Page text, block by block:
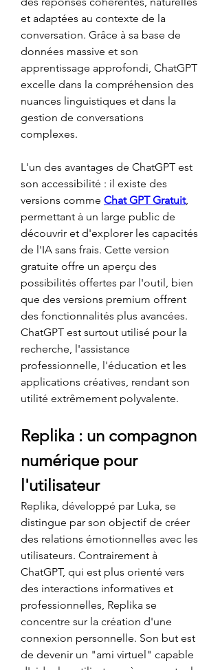
et adaptées au contexte de la
conversation. Grâce à sa base de
données massive et son
apprentissage approfondi, ChatGPT
excelle dans la compréhension des
nuances linguistiques et dans la
gestion de conversations
complexes.
L'un des avantages de ChatGPT est
son accessibilité : il existe des
versions comme Chat GPT Gratuit,
permettant à un large public de
découvrir et d'explorer les capacités
de l'IA sans frais. Cette version
gratuite offre un aperçu des
possibilités offertes par l'outil, bien
que des versions premium offrent
des fonctionnalités plus avancées.
ChatGPT est surtout utilisé pour la
recherche, l'assistance
professionnelle, l'éducation et les
applications créatives, rendant son
utilité extrêmement polyvalente.
Replika : un compagnon
numérique pour
l'utilisateur
Replika, développé par Luka, se
distingue par son objectif de créer
des relations émotionnelles avec les
utilisateurs. Contrairement à
ChatGPT, qui est plus orienté vers
des interactions informatives et
professionnelles, Replika se
concentre sur la création d'une
connexion personnelle. Son but est
de devenir un "ami virtuel" capable